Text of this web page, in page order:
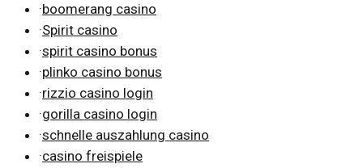
·boomerang casino
·Spirit casino
·spirit casino bonus
·plinko casino bonus
·rizzio casino login
·gorilla casino login
·schnelle auszahlung casino
·casino freispiele